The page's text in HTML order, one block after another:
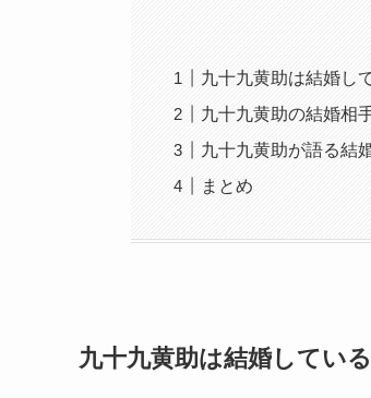
九十九黄助は結婚し
九十九黄助の結婚相
九十九黄助が語る結
まとめ
九十九黄助は結婚してい